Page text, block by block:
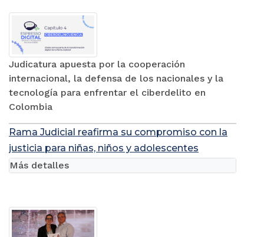
Judicatura apuesta por la cooperación
internacional, la defensa de los nacionales y la
tecnología para enfrentar el ciberdelito en
Colombia
Rama Judicial reafirma su compromiso con la
justicia para niñas, niños y adolescentes
Más detalles